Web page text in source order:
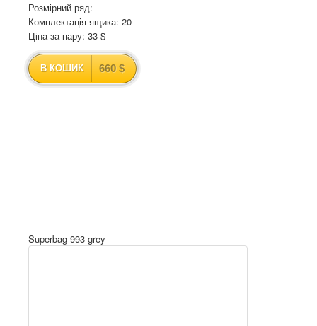
Розмірний ряд:
Комплектація ящика: 20
Ціна за пару: 33 $
В КОШИК 660 $
Superbag 993 grey